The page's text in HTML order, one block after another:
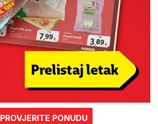
PROVJERITE PONUDU